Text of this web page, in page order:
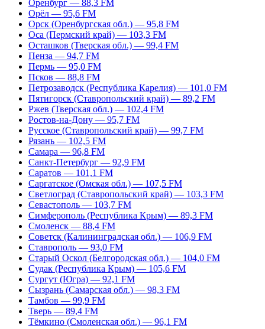
Оренбург — 88,3 FM
Орёл — 95,6 FM
Орск (Оренбургская обл.) — 95,8 FM
Оса (Пермский край) — 103,3 FM
Осташков (Тверская обл.) — 99,4 FM
Пенза — 94,7 FM
Пермь — 95,0 FM
Псков — 88,8 FM
Петрозаводск (Республика Карелия) — 101,0 FM
Пятигорск (Ставропольский край) — 89,2 FM
Ржев (Тверская обл.) — 102,4 FM
Ростов-на-Дону — 95,7 FM
Русское (Ставропольский край) — 99,7 FM
Рязань — 102,5 FM
Самара — 96,8 FM
Санкт-Петербург — 92,9 FM
Саратов — 101,1 FM
Саргатское (Омская обл.) — 107,5 FM
Светлоград (Ставропольский край) — 103,3 FM
Севастополь — 103,7 FM
Симферополь (Республика Крым) — 89,3 FM
Смоленск — 88,4 FM
Советск (Калининградская обл.) — 106,9 FM
Ставрополь — 93,0 FM
Старый Оскол (Белгородская обл.) — 104,0 FM
Судак (Республика Крым) — 105,6 FM
Сургут (Югра) — 92,1 FM
Сызрань (Самарская обл.) — 98,3 FM
Тамбов — 99,9 FM
Тверь — 89,4 FM
Тёмкино (Смоленская обл.) — 96,1 FM